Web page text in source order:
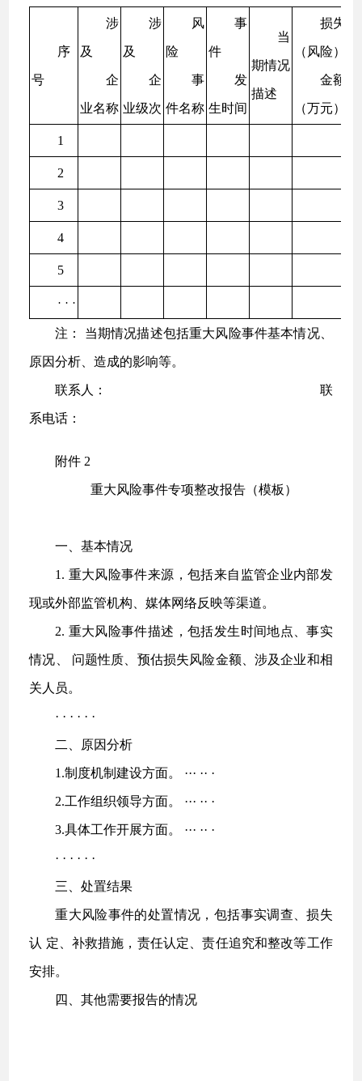
序
号
涉
及
企
业名称
涉
及
企
业级次
风
险
事
件名称
事
件
发
生时间
当
期情况
描述
损失
（风险）
金额
（万元）
1
2
3
4
5
· · ·
注： 当期情况描述包括重大风险事件基本情况、
原因分析、造成的影响等。
联系人： 联
系电话：
附件 2
重大风险事件专项整改报告（模板）
一、基本情况
1. 重大风险事件来源，包括来自监管企业内部发
现或外部监管机构、媒体网络反映等渠道。
2. 重大风险事件描述，包括发生时间地点、事实
情况、 问题性质、预估损失风险金额、涉及企业和相
关人员。
· · · · · ·
二、原因分析
1.制度机制建设方面。 ··· ·· ·
2.工作组织领导方面。 ··· ·· ·
3.具体工作开展方面。 ··· ·· ·
· · · · · ·
三、处置结果
重大风险事件的处置情况，包括事实调查、损失
认 定、补救措施，责任认定、责任追究和整改等工作
安排。
四、其他需要报告的情况